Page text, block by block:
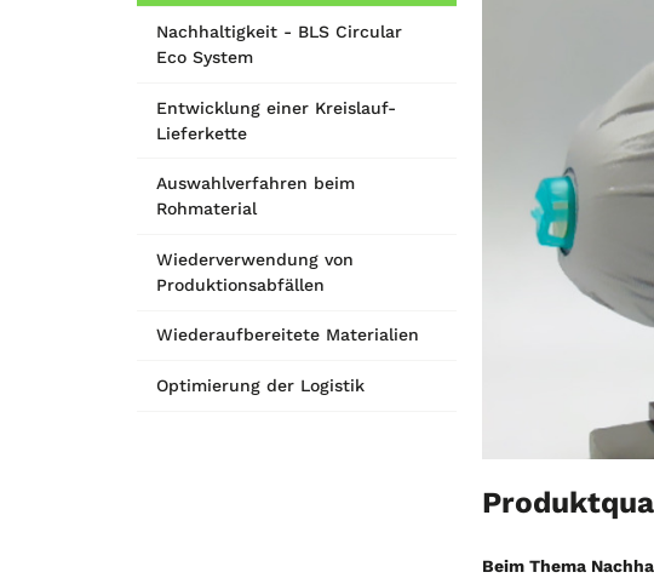
Nachhaltigkeit - BLS Circular
Eco System
Entwicklung einer Kreislauf-
Lieferkette
Auswahlverfahren beim
Rohmaterial
Wiederverwendung von
Produktionsabfällen
Wiederaufbereitete Materialien
Optimierung der Logistik
Beim Thema